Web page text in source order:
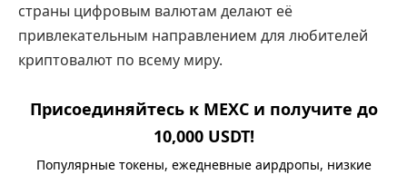
страны цифровым валютам делают её
привлекательным направлением для любителей
криптовалют по всему миру.
Присоединяйтесь к MEXC и получите до
10,000 USDT!
Популярные токены, ежедневные аирдропы, низкие